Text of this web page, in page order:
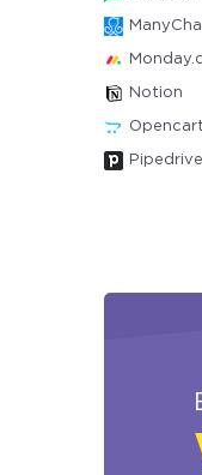
Notion
Opencart
Pipedrive